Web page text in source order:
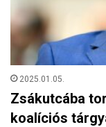
2025.01.05.
Zsákutcába
koalíciós